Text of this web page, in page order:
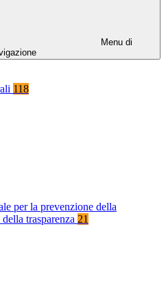
Menu di
118
per la prevenzione della
trasparenza 21